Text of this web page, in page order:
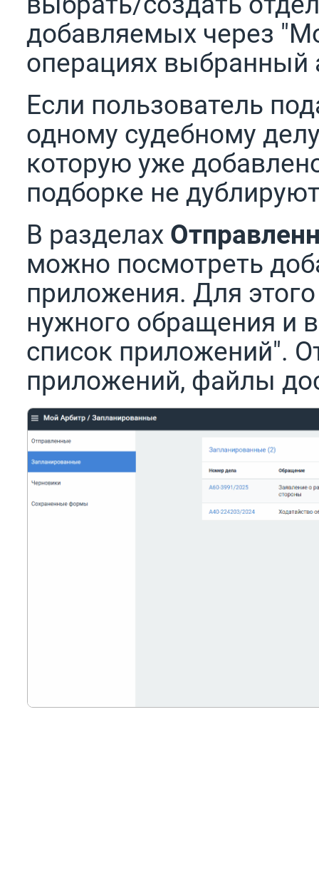
добавляемых через
операциях выбранный
Если пользователь
одному судебному
которую уже
подборке не
В разделах
можно посмотреть
приложения. Для
нужного обращения и
список приложений".
приложений, файлы